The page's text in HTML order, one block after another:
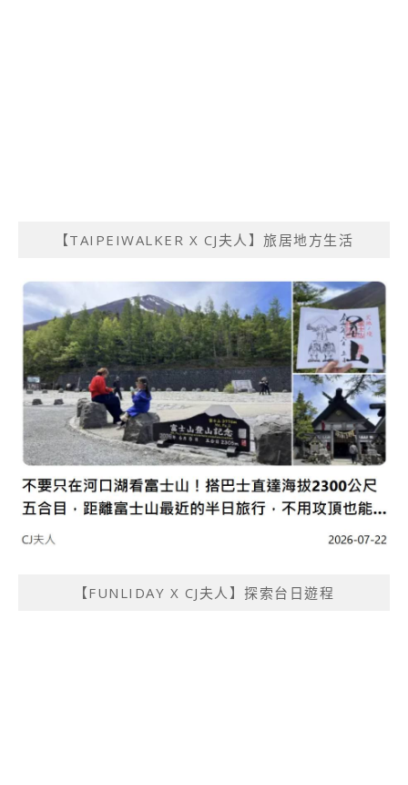
【TAIPEIWALKER X CJ夫人】旅居地方生活
【FUNLIDAY X CJ夫人】探索台日遊程